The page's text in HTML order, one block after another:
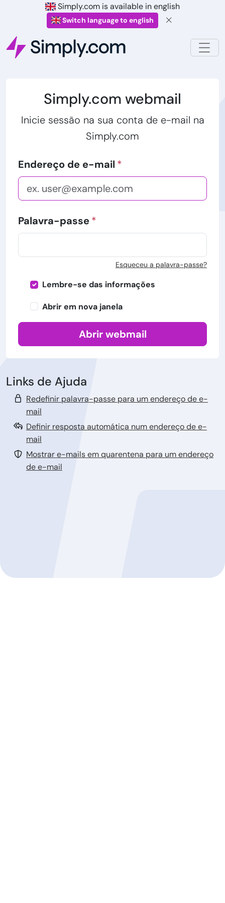
Simply.com is available in english
Switch language to english
Simply.com webmail
Inicie sessão na sua conta de e-mail na
Simply.com
Endereço de e-mail
Palavra-passe
Esqueceu a palavra-passe?
Lembre-se das informações
Abrir em nova janela
Abrir webmail
Links de Ajuda
Redefinir palavra-passe para um endereço de e-
mail
Definir resposta automática num endereço de e-
mail
Mostrar e-mails em quarentena para um endereço
de e-mail